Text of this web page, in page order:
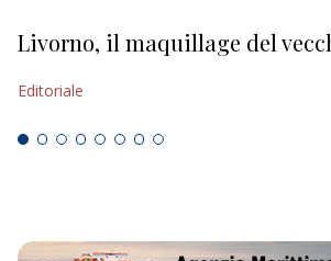
Livorno, il maquillage del
Editoriale